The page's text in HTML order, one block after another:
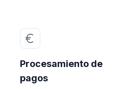
Procesamiento de
pagos